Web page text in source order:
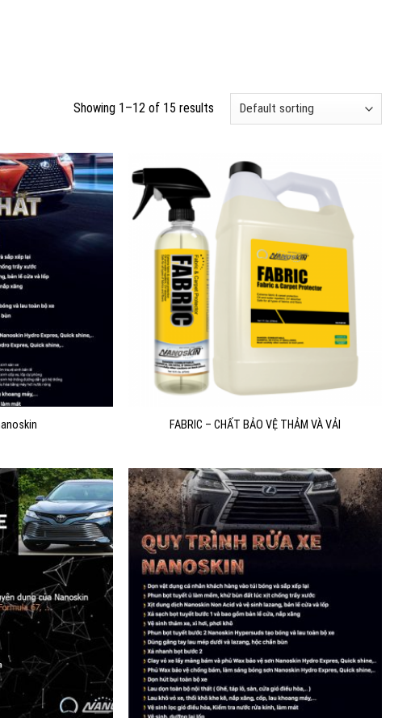
Showing 1–12 of 15 results
FABRIC – CHẤT BẢO VỆ THẢM VÀ VẢI